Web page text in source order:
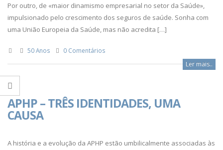
Por outro, de «maior dinamismo empresarial no setor da Saúde»,
impulsionado pelo crescimento dos seguros de saúde. Sonha com
uma União Europeia da Saúde, mas não acredita […]
50 Anos 0 Comentários
Ler mais..
APHP – TRÊS IDENTIDADES, UMA
CAUSA
A história e a evolução da APHP estão umbilicalmente associadas às